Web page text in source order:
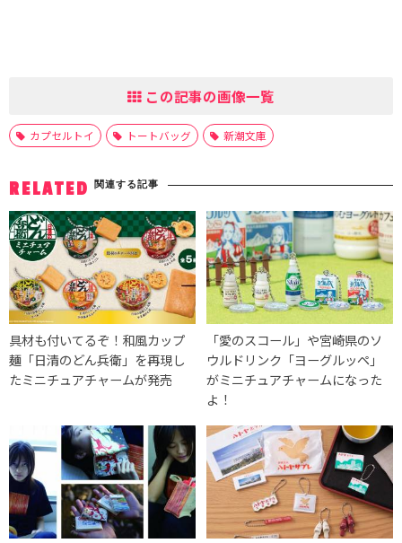
この記事の画像一覧
カプセルトイ トートバッグ 新潮文庫
RELATED 関連する記事
具材も付いてるぞ！和風カップ
麺「日清のどん兵衛」を再現し
たミニチュアチャームが発売
「愛のスコール」や宮崎県のソ
ウルドリンク「ヨーグルッペ」
がミニチュアチャームになった
よ！